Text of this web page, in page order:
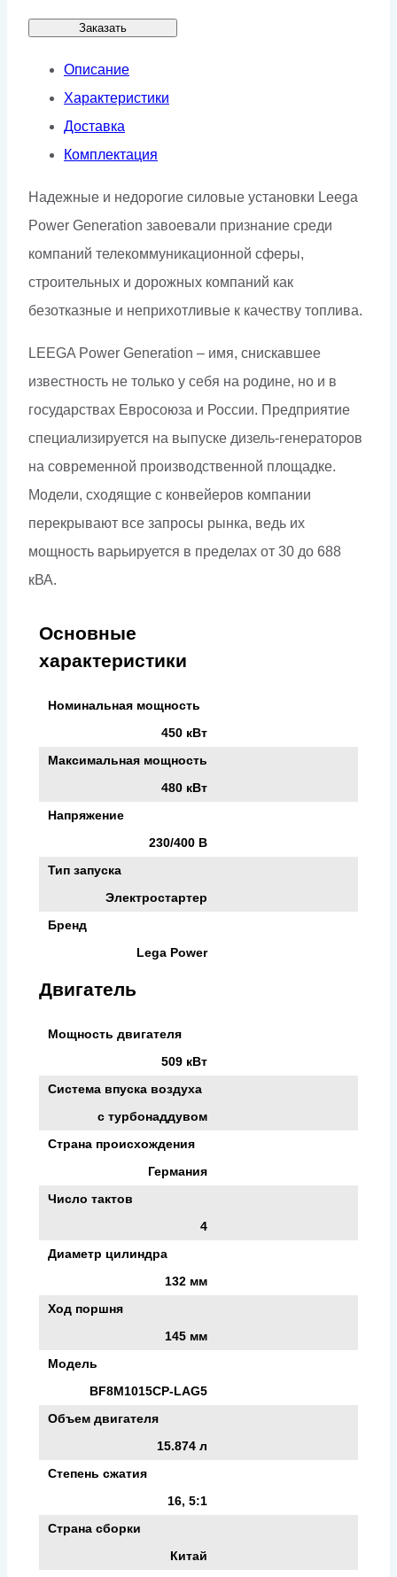
Заказать
Описание
Характеристики
Доставка
Комплектация
Надежные и недорогие силовые установки Leega
Power Generation завоевали признание среди
компаний телекоммуникационной сферы,
строительных и дорожных компаний как
безотказные и неприхотливые к качеству топлива.
LEEGA Power Generation – имя, снискавшее
известность не только у себя на родине, но и в
государствах Евросоюза и России. Предприятие
специализируется на выпуске дизель-генераторов
на современной производственной площадке.
Модели, сходящие с конвейеров компании
перекрывают все запросы рынка, ведь их
мощность варьируется в пределах от 30 до 688
кВА.
Основные
характеристики
Номинальная мощность
450 кВт
Максимальная мощность
480 кВт
Напряжение
230/400 В
Тип запуска
Электростартер
Бренд
Lega Power
Двигатель
Мощность двигателя
509 кВт
Система впуска воздуха
с турбонаддувом
Страна происхождения
Германия
Число тактов
4
Диаметр цилиндра
132 мм
Ход поршня
145 мм
Модель
BF8M1015CP-LAG5
Объем двигателя
15.874 л
Степень сжатия
16, 5:1
Страна сборки
Китай